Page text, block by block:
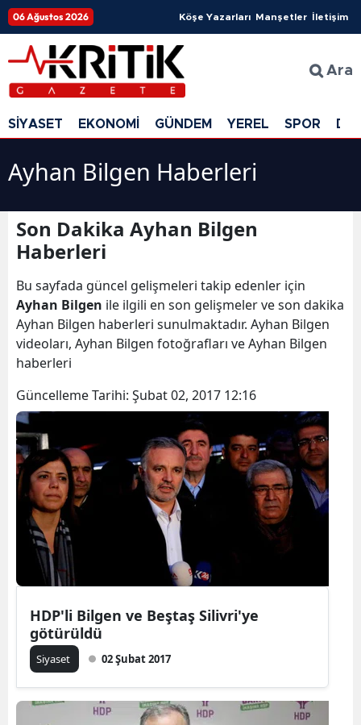
06 Ağustos 2026 Köşe Yazarları Manşetler İletişim
Ara
SİYASET EKONOMİ GÜNDEM YEREL SPOR
Ayhan Bilgen Haberleri
Son Dakika Ayhan Bilgen
Haberleri
Bu sayfada güncel gelişmeleri takip edenler için
Ayhan Bilgen ile ilgili en son gelişmeler ve son dakika
Ayhan Bilgen haberleri sunulmaktadır. Ayhan Bilgen
videoları, Ayhan Bilgen fotoğrafları ve Ayhan Bilgen
haberleri
Güncelleme Tarihi: Şubat 02, 2017 12:16
HDP'li Bilgen ve Beştaş Silivri'ye
götürüldü
Siyaset 02 Şubat 2017